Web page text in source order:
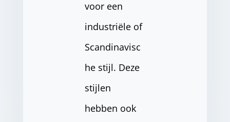
voor een
industriële of
Scandinavisc
he stijl. Deze
stijlen
hebben ook